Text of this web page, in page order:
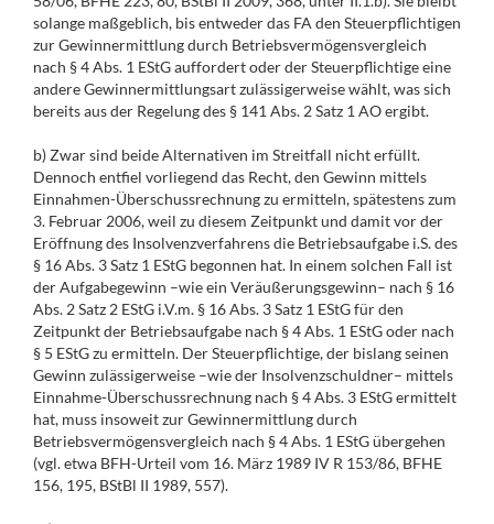
solange maßgeblich, bis entweder das FA den Steuerpflichtigen
zur Gewinnermittlung durch Betriebsvermögensvergleich
nach § 4 Abs. 1 EStG auffordert oder der Steuerpflichtige eine
andere Gewinnermittlungsart zulässigerweise wählt, was sich
bereits aus der Regelung des § 141 Abs. 2 Satz 1 AO ergibt.
b) Zwar sind beide Alternativen im Streitfall nicht erfüllt.
Dennoch entfiel vorliegend das Recht, den Gewinn mittels
Einnahmen-Überschussrechnung zu ermitteln, spätestens zum
3. Februar 2006, weil zu diesem Zeitpunkt und damit vor der
Eröffnung des Insolvenzverfahrens die Betriebsaufgabe i.S. des
§ 16 Abs. 3 Satz 1 EStG begonnen hat. In einem solchen Fall ist
der Aufgabegewinn –wie ein Veräußerungsgewinn– nach § 16
Abs. 2 Satz 2 EStG i.V.m. § 16 Abs. 3 Satz 1 EStG für den
Zeitpunkt der Betriebsaufgabe nach § 4 Abs. 1 EStG oder nach
§ 5 EStG zu ermitteln. Der Steuerpflichtige, der bislang seinen
Gewinn zulässigerweise –wie der Insolvenzschuldner– mittels
Einnahme-Überschussrechnung nach § 4 Abs. 3 EStG ermittelt
hat, muss insoweit zur Gewinnermittlung durch
Betriebsvermögensvergleich nach § 4 Abs. 1 EStG übergehen
(vgl. etwa BFH-Urteil vom 16. März 1989 IV R 153/86, BFHE
156, 195, BStBl II 1989, 557).